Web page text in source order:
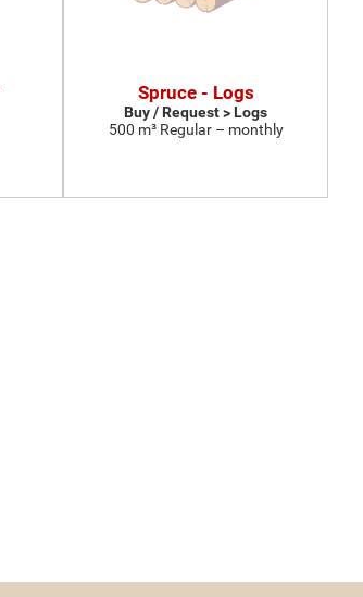
Spruce - Logs
Buy / Request > Logs
500 m³ Regular – monthly